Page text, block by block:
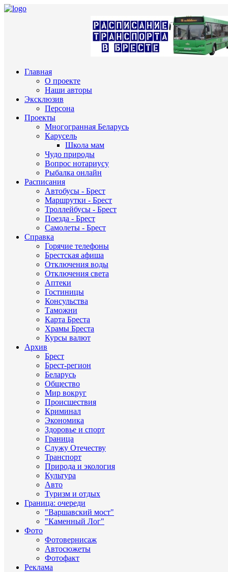
Главная
О проекте
Наши авторы
Эксклюзив
Персона
Проекты
Многогранная Беларусь
Карусель
Школа мам
Чудо природы
Вопрос нотариусу
Рыбалка онлайн
Расписания
Автобусы - Брест
Маршрутки - Брест
Троллейбусы - Брест
Поезда - Брест
Самолеты - Брест
Справка
Горячие телефоны
Брестская афиша
Отключения воды
Отключения света
Аптеки
Гостиницы
Консульства
Таможни
Карта Бреста
Храмы Бреста
Курсы валют
Архив
Брест
Брест-регион
Беларусь
Общество
Мир вокруг
Происшествия
Криминал
Экономика
Здоровье и спорт
Граница
Служу Отечеству
Транспорт
Природа и экология
Культура
Авто
Туризм и отдых
Граница: очереди
"Варшавский мост"
"Каменный Лог"
Фото
Фотовернисаж
Автосюжеты
Фотофакт
Реклама